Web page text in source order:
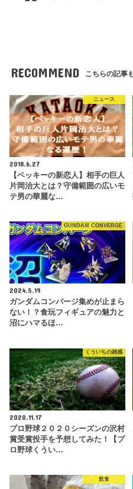
RECOMMEND こちらの記事
ニュース
2018.6.27
【ベッキーの新恋人】相手の巨人
片岡治大とは？守備範囲の広いモ
テ男の華麗な…
GUNDAM CONVERGE
2024.5.19
ガンダムコンバージ集めが止まら
ない！？食玩フィギュアの魅力と
沼にハマるほ…
くういちの雑感
2020.11.17
プロ野球２０２０シーズンの沢村
賞受賞投手を予想してみた！【プ
ロ野球くうい…
飲食